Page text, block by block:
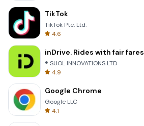
TikTok
TikTok Pte. Ltd.
4.6
inDrive. Rides with fair fares
® SUOL INNOVATIONS LTD
4.9
Google Chrome
Google LLC
4.1